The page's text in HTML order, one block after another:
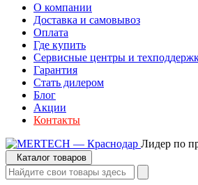
О компании
Доставка и самовывоз
Оплата
Где купить
Сервисные центры и
Гарантия
Стать дилером
Блог
Акции
Контакты
Лидер по
Каталог товаров